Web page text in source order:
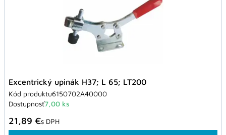
Excentrický upinák H37; L 65; LT200
Kód produktu6150702A40000
Dostupnosť7,00 ks
21,89 €s DPH